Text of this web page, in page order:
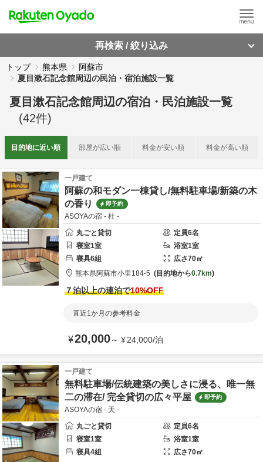
再検索 / 絞り込み
トップ 熊本県
阿蘇市
夏目漱石記念館周辺の民泊・宿泊施設一覧
夏目漱石記念館周辺の宿泊・民泊施設一覧
(42件)
目的地に近い順 部屋が広い順 料金が安い順 料金が高い順
一戸建て
阿蘇の和モダン一棟貸し/無料駐車場/新築の木
の香り
即予約
ASOYAの宿 - 杜 -
丸ごと貸切
定員6名
寝室1室 浴室1室
寝具6組 広さ70㎡
熊本県阿蘇市小里184-5 目的地から0.7km
７泊以上の連泊で10%OFF
直近1か月の参考料金
¥20,000～ ¥24,000/泊
一戸建て
無料駐車場/伝統建築の美しさに浸る、唯一無
二の滞在/ 完全貸切の広々平屋
即予約
ASOYAの宿 - 天 -
丸ごと貸切
定員6名
寝室1室 浴室1室
寝具4組 広さ70㎡